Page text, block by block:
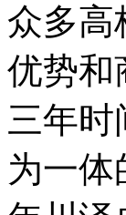
众多高
优势和
三年
为一体